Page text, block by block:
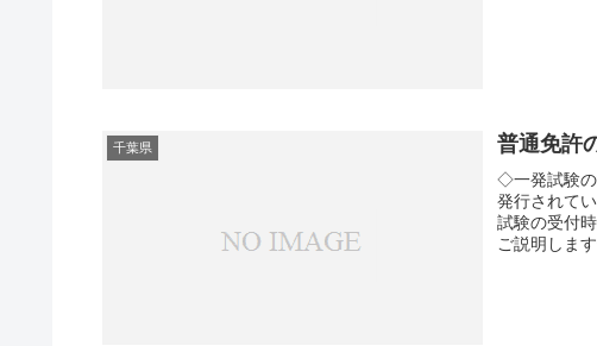
千葉県 普通免許
◇一発試験の
発行されて
試験の受付
ご説明しま